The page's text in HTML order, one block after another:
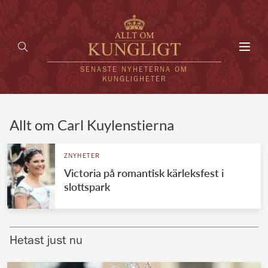
SENASTE NYHETERNA OM
KUNGLIGHETER
UTLÄNDSKT
VÄRLDENS KUNGAHUS
Brittiska kungahuset
Allt om Carl Kuylenstierna
ZNYHETER
Victoria på romantisk kärleksfest i
slottspark
Hetast just nu